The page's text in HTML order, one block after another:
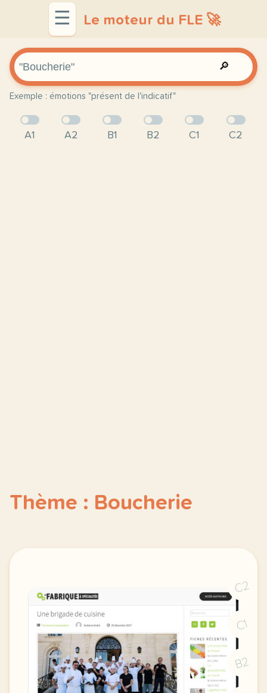
☰ Le moteur du FLE 🚀
🔎
Exemple : émotions "présent de l'indicatif"
A1 A2 B1 B2 C1 C2
Thème : Boucherie
C2
C1
B2